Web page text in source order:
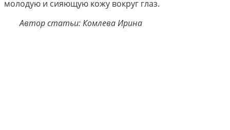
молодую и сияющую кожу вокруг глаз.
Автор статьи: Комлева Ирина